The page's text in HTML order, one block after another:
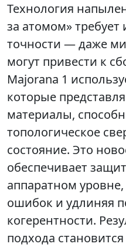
Технология
за атомом»
точности — даже
могут привести к
Majorana 1
которые
материалы,
топологическое
состояние. Это
обеспечивает
аппаратном
ошибок и удлиняя
когерентности.
подхода